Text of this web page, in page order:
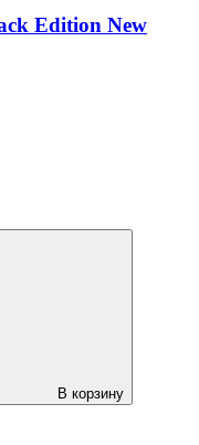
Edition New
В корзину